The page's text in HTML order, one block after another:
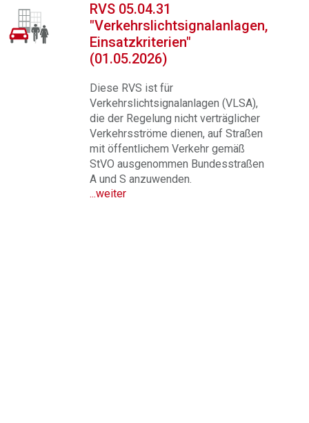
RVS 05.04.31
"Verkehrslichtsignalanlagen,
Einsatzkriterien"
(01.05.2026)
Diese RVS ist für
Verkehrslichtsignalanlagen (VLSA),
die der Regelung nicht verträglicher
Verkehrsströme dienen, auf Straßen
mit öffentlichem Verkehr gemäß
StVO ausgenommen Bundesstraßen
A und S anzuwenden.
...weiter